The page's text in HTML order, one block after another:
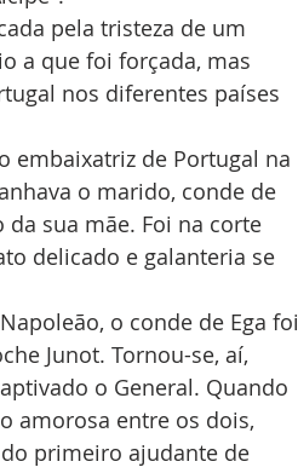
pela tristeza de um
a que foi forçada, mas
nos diferentes países
embaixatriz de Portugal na
o marido, conde de
sua mãe. Foi na corte
delicado e galanteria se
o conde de Ega foi
Junot. Tornou-se, aí,
o General. Quando
amorosa entre os dois,
primeiro ajudante de